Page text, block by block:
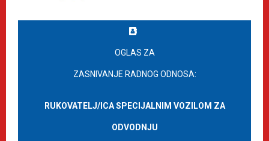
OGLAS ZA
ZASNIVANJE RADNOG ODNOSA:
RUKOVATELJ/ICA SPECIJALNIM VOZILOM ZA
ODVODNJU